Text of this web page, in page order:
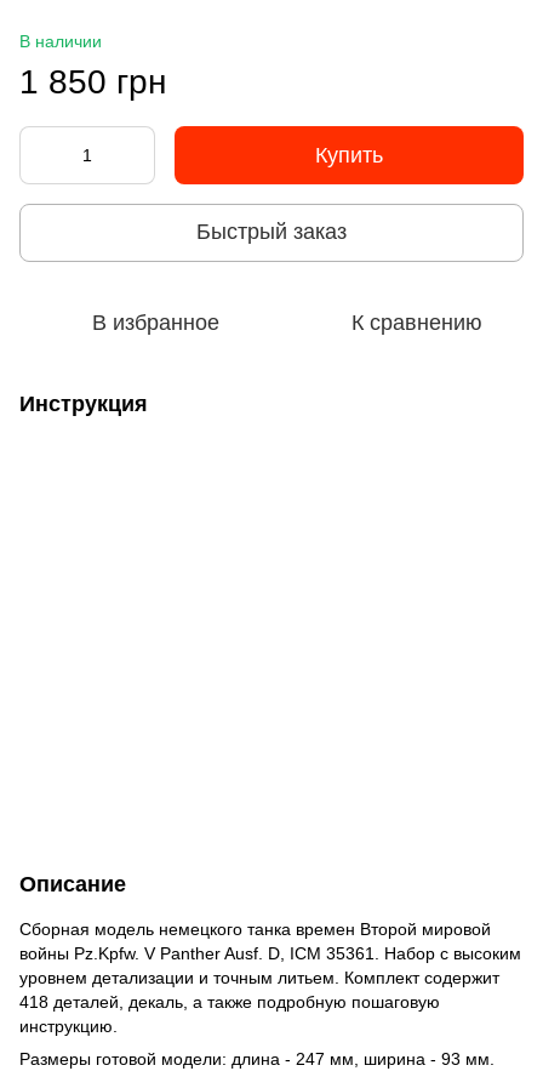
В наличии
1 850 грн
Купить
Быстрый заказ
В избранное К сравнению
Инструкция
Описание
Сборная модель немецкого танка времен Второй мировой
войны Pz.Kpfw. V Panther Ausf. D, ICM 35361. Набор с высоким
уровнем детализации и точным литьем. Комплект содержит
418 деталей, декаль, а также подробную пошаговую
инструкцию.
Размеры готовой модели: длина - 247 мм, ширина - 93 мм.